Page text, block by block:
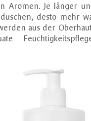
Aromen. Je länger
desto mehr
aus der